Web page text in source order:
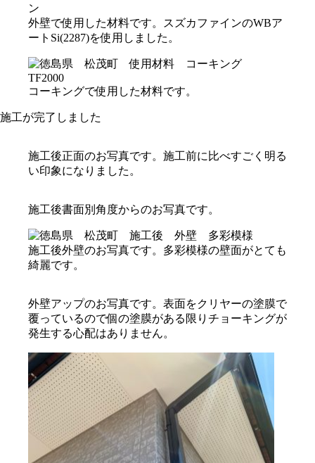
外壁で使用した材料です。スズカファインのWBア
ートSi(2287)を使用しました。
コーキングで使用した材料です。
施工が完了しました
施工後正面のお写真です。施工前に比べすごく明る
い印象になりました。
施工後書面別角度からのお写真です。
施工後外壁のお写真です。多彩模様の壁面がとても
綺麗です。
外壁アップのお写真です。表面をクリヤーの塗膜で
覆っているので個の塗膜がある限りチョーキングが
発生する心配はありません。